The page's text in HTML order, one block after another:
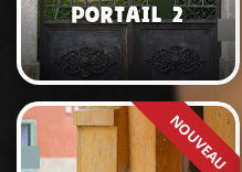
Portail 2